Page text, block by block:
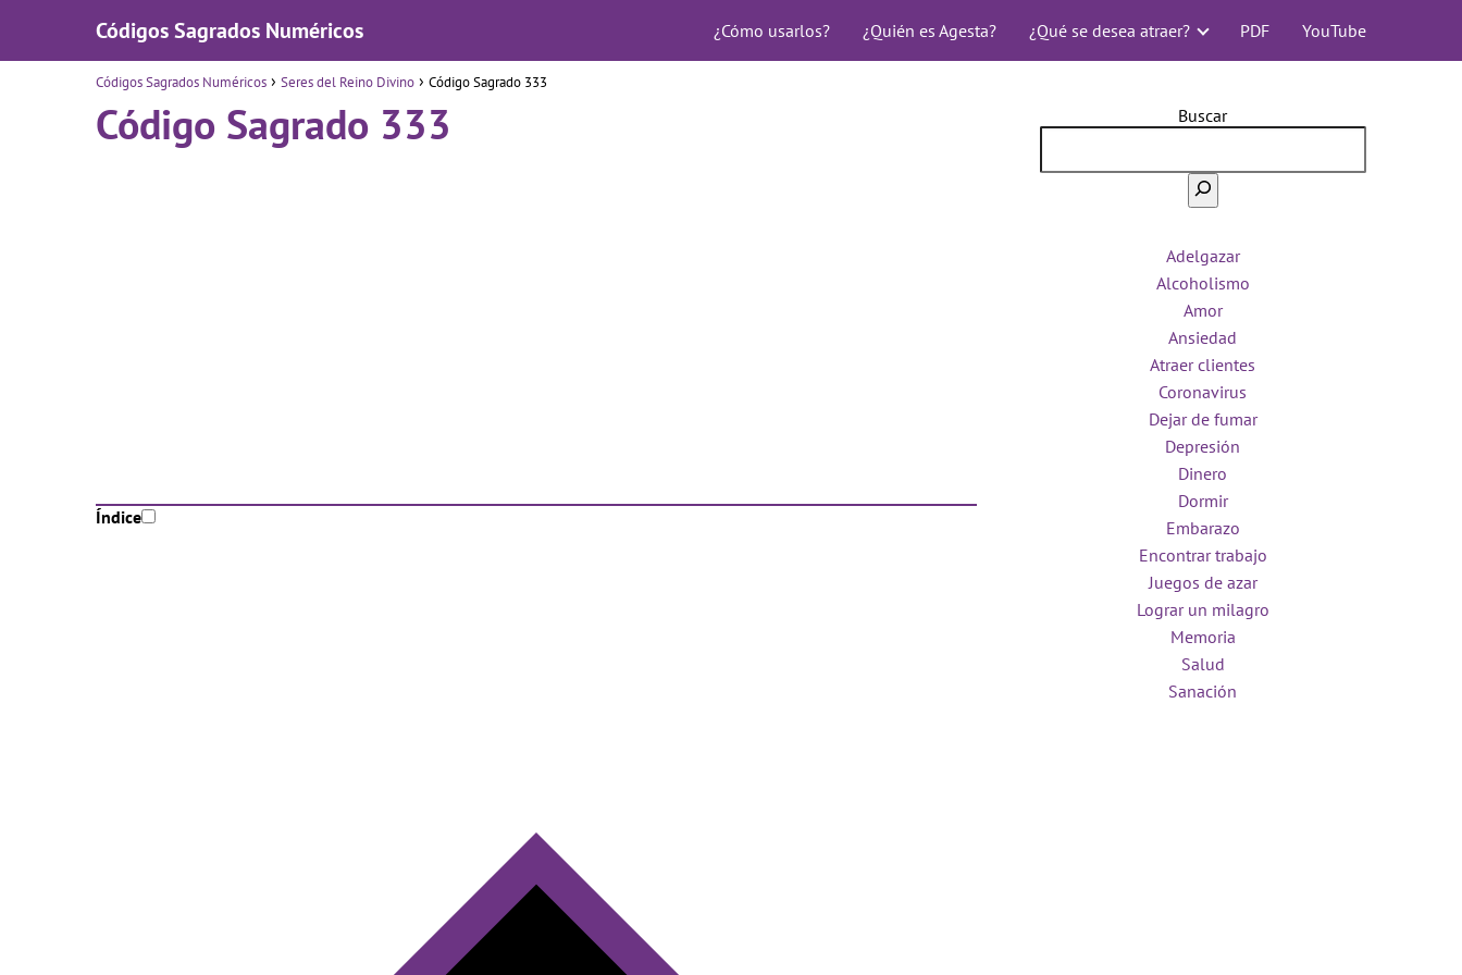
Códigos Sagrados Numéricos ¿Cómo usarlos? ¿Quién es Agesta? ¿Qué se desea atraer? PDF YouTube
Códigos Sagrados Numéricos Seres del Reino Divino Código Sagrado 333
Código Sagrado 333
Índice
Buscar
Adelgazar
Alcoholismo
Amor
Ansiedad
Atraer clientes
Coronavirus
Dejar de fumar
Depresión
Dinero
Dormir
Embarazo
Encontrar trabajo
Juegos de azar
Lograr un milagro
Memoria
Salud
Sanación